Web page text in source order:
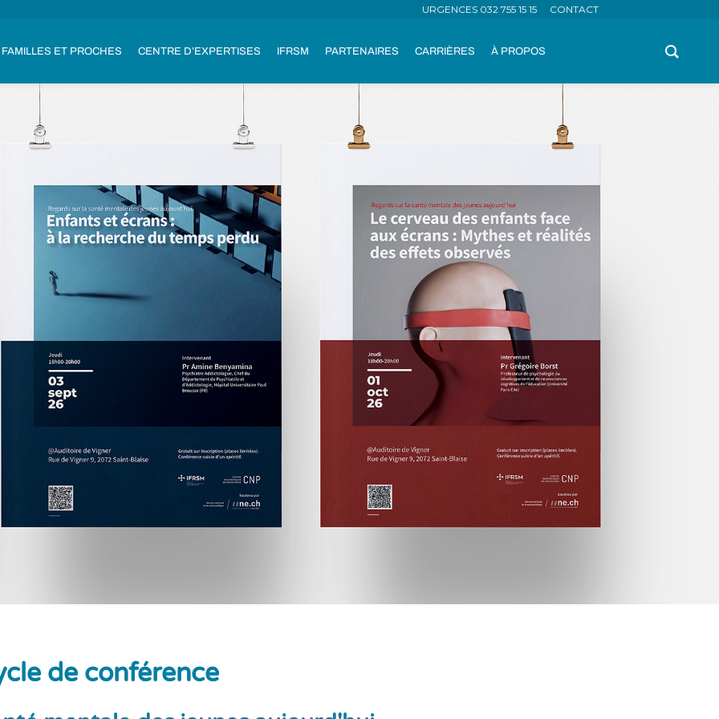
URGENCES 032 755 15 15 CONTACT
FAMILLES ET PROCHES CENTRE D’EXPERTISES IFRSM PARTENAIRES CARRIÈRES À PROPOS
de conférence